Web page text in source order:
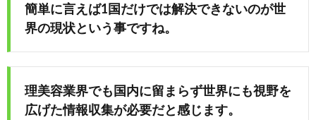
簡単に言えば1国だけでは解決できないのが世
界の現状という事ですね。
理美容業界でも国内に留まらず世界にも視野を
広げた情報収集が必要だと感じます。